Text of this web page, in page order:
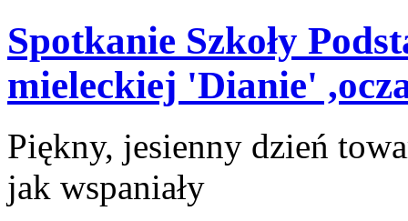
Spotkanie Szkoły
mieleckiej 'Dianie'
Piękny, jesienny dzień
jak wspaniały